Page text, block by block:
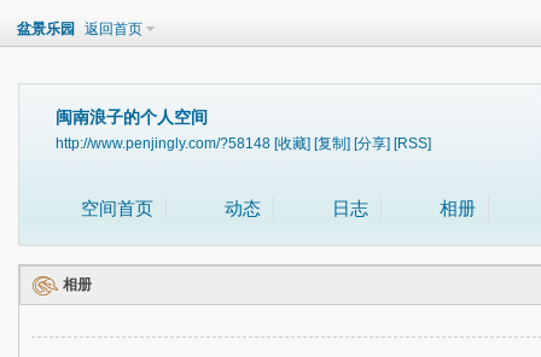
盆景乐园 返回首页
闽南浪子的个人空间
http://www.penjingly.com/?58148 [收藏] [复制] [分享] [RSS]
空间首页 动态 日志 相册
相册